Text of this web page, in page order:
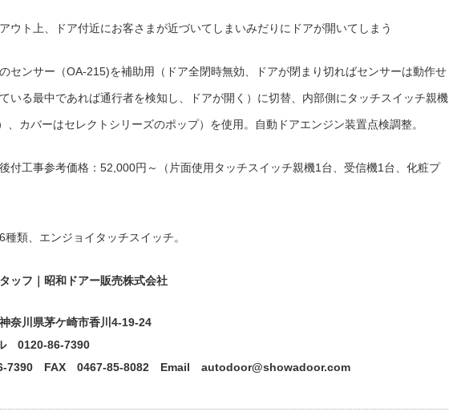
ウト上、ドア付近にお客さまが近づいてしまいみだりにドアが開いてしまう
センサー（OA-215)を補助用（ドア全閉時無効、ドアが閉まり切ればセンサーは動作せ
いる最中であれば通行者を検知し、ドアが開く）に切替、内部側にタッチスイッチ親機
、カバーはセレクトシリーズのポップ）を使用。自動ドアエンジン装置点検調整。
付工事参考価格：52,000円～（片面使用タッチスイッチ親機1台、受信機1台、化粧プ
類、エンジョイタッチスイッチ。
ッフ｜昭和ドアー販売株式会社
奈川県茅ケ崎市香川4-19-24
0120-86-7390
7390 FAX 0467-85-8082 Email autodoor@showadoor.com